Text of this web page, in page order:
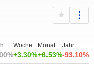
Woche
+3.30%
Monat
+6.53%
Jahr
-93.10%